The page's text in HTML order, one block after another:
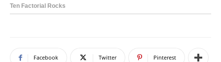
Facebook Twitter Pinterest